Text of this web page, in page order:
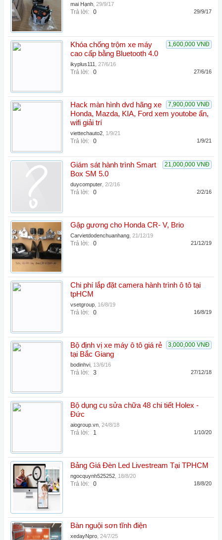
mai Hạnh 29/9/17
Trả lời: 0 29/9/17
1,600,000 VNĐ
Khóa chống trộm xe máy
cao cấp bằng Bluetooth 4.0
ikyplus111 27/6/16
Trả lời: 0 27/6/16
7,900,000 VNĐ
Hack màn hình dvd hãng xe
Honda, Mazda, KIA, Ford xem youtobe ẩn,
wifi giải trí
viettechauto2 1/9/21
Trả lời: 0 1/9/21
21,000,000 VNĐ
Giám sát hành trình Smart
Box SM 5.0
duycomputer 2/2/16
Trả lời: 0 2/2/16
Gập gương cho Honda CR- V, Brio
Carvietdodenchuanhang 21/12/19
Trả lời: 0 21/12/19
Chi phí lắp đặt camera hành trình ô tô tại
tpHCM
vsetgroup 16/8/19
Trả lời: 0 16/8/19
3,000,000 VNĐ
Bộ định vị xe máy ô tô giá rẻ
tại Bắc Giang
bodinhvi 13/6/16
Trả lời: 3 27/12/18
Bộ dụng cụ sửa chữa 48 chi tiết Holex -
Đức
aiogroup.vn 24/8/18
Trả lời: 1 1/10/20
Bảng Giá Đèn Led Livestream Tại TPHCM
ngocquynh525252 18/8/20
Trả lời: 0 18/8/20
Bàn nguội sơn tĩnh điện
xedayNpro 24/7/25